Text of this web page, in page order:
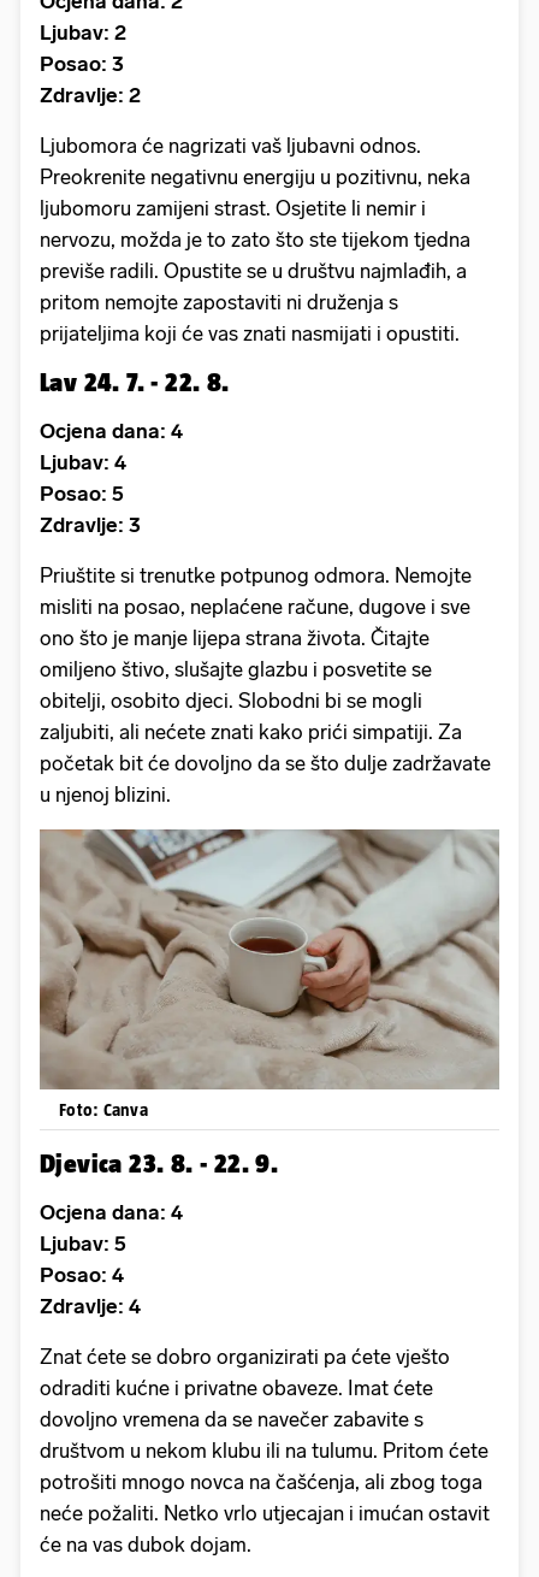
Ljubav: 2
Posao: 3
Zdravlje: 2
Ljubomora će nagrizati vaš ljubavni odnos.
Preokrenite negativnu energiju u pozitivnu, neka
ljubomoru zamijeni strast. Osjetite li nemir i
nervozu, možda je to zato što ste tijekom tjedna
previše radili. Opustite se u društvu najmlađih, a
pritom nemojte zapostaviti ni druženja s
prijateljima koji će vas znati nasmijati i opustiti.
Lav 24. 7. - 22. 8.
Ocjena dana: 4
Ljubav: 4
Posao: 5
Zdravlje: 3
Priuštite si trenutke potpunog odmora. Nemojte
misliti na posao, neplaćene račune, dugove i sve
ono što je manje lijepa strana života. Čitajte
omiljeno štivo, slušajte glazbu i posvetite se
obitelji, osobito djeci. Slobodni bi se mogli
zaljubiti, ali nećete znati kako prići simpatiji. Za
početak bit će dovoljno da se što dulje zadržavate
u njenoj blizini.
Foto: Canva
Djevica 23. 8. - 22. 9.
Ocjena dana: 4
Ljubav: 5
Posao: 4
Zdravlje: 4
Znat ćete se dobro organizirati pa ćete vješto
odraditi kućne i privatne obaveze. Imat ćete
dovoljno vremena da se navečer zabavite s
društvom u nekom klubu ili na tulumu. Pritom ćete
potrošiti mnogo novca na čašćenja, ali zbog toga
neće požaliti. Netko vrlo utjecajan i imućan ostavit
će na vas dubok dojam.